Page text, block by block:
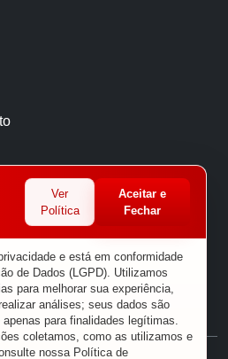
Ver
Política
Aceitar e
Fechar
e está em conformidade
de Dados (LGPD). Utilizamos
para melhorar sua experiência,
análises; seus dados são
para finalidades legítimas.
coletamos, como as utilizamos e
nossa Política de